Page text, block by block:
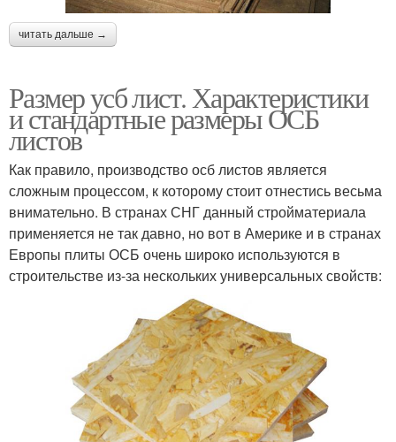
читать дальше →
Размер усб лист. Характеристики
и стандартные размеры ОСБ
листов
Как правило, производство осб листов является
сложным процессом, к которому стоит отнестись весьма
внимательно. В странах СНГ данный стройматериала
применяется не так давно, но вот в Америке и в странах
Европы плиты ОСБ очень широко используются в
строительстве из-за нескольких универсальных свойств: